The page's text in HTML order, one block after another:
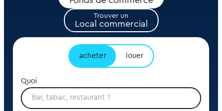
Trouver un
Local commercial
acheter louer
Quoi